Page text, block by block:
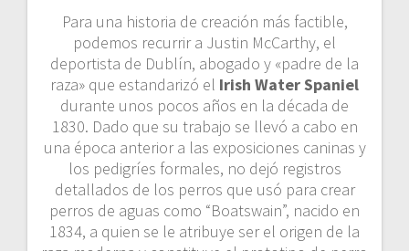
Para una historia de creación más factible,
podemos recurrir a Justin McCarthy, el
deportista de Dublín, abogado y «padre de la
raza» que estandarizó el Irish Water Spaniel
durante unos pocos años en la década de
1830. Dado que su trabajo se llevó a cabo en
una época anterior a las exposiciones caninas y
los pedigríes formales, no dejó registros
detallados de los perros que usó para crear
perros de aguas como “Boatswain”, nacido en
1834, a quien se le atribuye ser el origen de la